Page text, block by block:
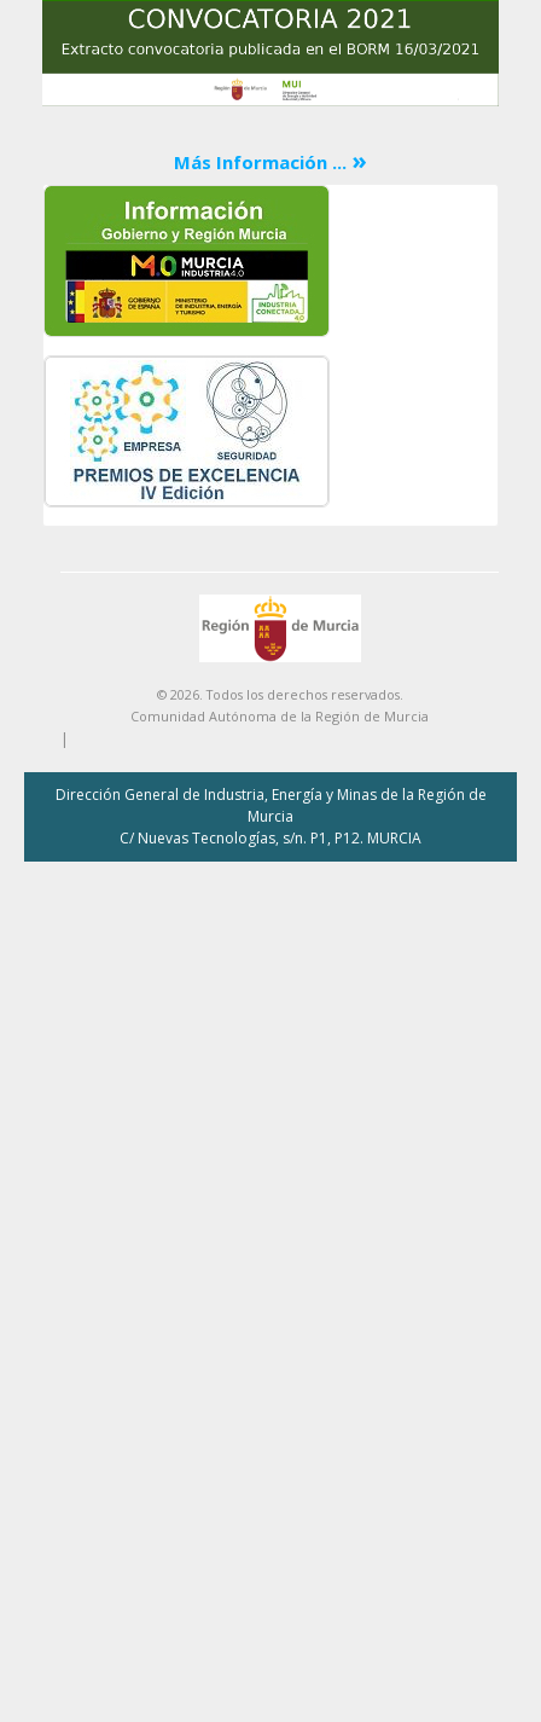
Más Información ... »
© 2026. Todos los derechos reservados.
Comunidad Autónoma de la Región de Murcia
|
Dirección General de Industria, Energía y Minas de la Región de
Murcia
C/ Nuevas Tecnologías, s/n. P1, P12. MURCIA